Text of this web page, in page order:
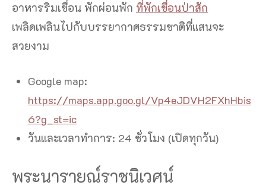
อาหารริมเขื่อน พักผ่อนพัก ที่พักเขื่อนป่าสัก
เพลิดเพลินไปกับบรรยากาศธรรมชาติที่แสนจะ
สวยงาม
Google map:
https://maps.app.goo.gl/Vp4eJDVH2FXhHbis
6?g_st=ic
วันและเวลาทำการ: 24 ชั่วโมง (เปิดทุกวัน)
พระนารายณ์ราชนิเวศน์